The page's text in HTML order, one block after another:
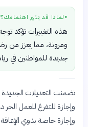
● لماذا قد يثير اهتمامك؟
هذه التغييرات تؤكد
ومرونة، مما يعزز من
جديدة للمواطنين في
تضمنت التعديلات الجديدة
وإجازة للتفرغ للعمل الحر
وإجازة خاصة بذوي